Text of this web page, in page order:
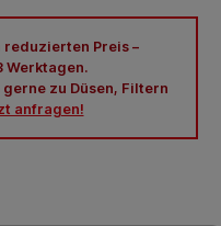
reduzierten Preis –
Werktagen.
zu Düsen, Filtern
anfragen!